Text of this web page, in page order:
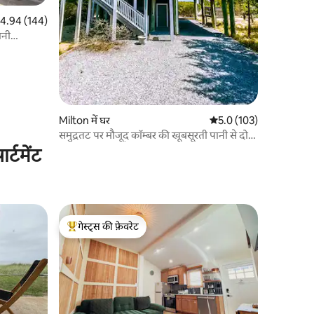
रेटिंग 5 में से 4.94, 144 समीक्षाएँ
4.94 (144)
Milton में घर औसत रेटिंग 5 में से 5.0,
5.0 (103)
समुद्रतट पर मौजूद कॉम्बर की खूबसूरती पानी से दो
गेस्ट्स का टॉप फ़ेवरेट
गेस्ट्स की फ़ेवरेट